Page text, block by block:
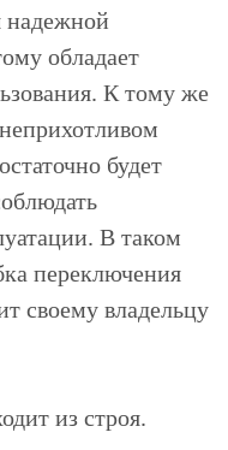
надежной
обладает
К тому же
будет
В таком
переключения
своему владельцу
из строя.